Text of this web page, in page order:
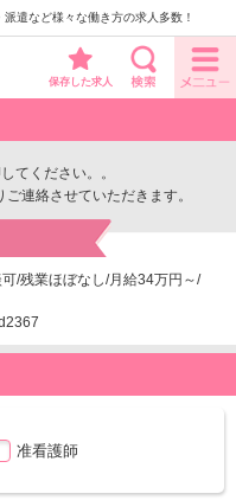
遣など様々な働き方の求人多数！
保存した求人
てください。。
連絡させていただきます。
/残業ほぼなし/月給34万円～/
准看護師